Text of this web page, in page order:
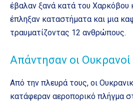
έβαλαν ξανά κατά του Χαρκόβου
έπληξαν καταστήματα και μια
τραυματίζοντας 12 ανθρώπους.
Απάντησαν οι Ουκρανοί
Από την πλευρά τους, οι
κατάφεραν αεροπορικό πλήγμα